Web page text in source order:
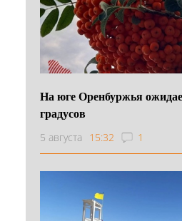
На юге Оренбуржья
градусов
5 августа 15:32 1